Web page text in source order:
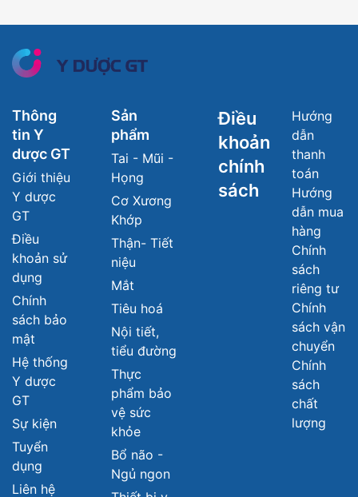
Thông
tin Y
dược GT
Giới thiệu
Y dược
GT
Điều
khoản sử
dụng
Chính
sách bảo
mật
Hệ thống
Y dược
GT
Sự kiện
Tuyển
dụng
Liên hệ
Sản
phẩm
Tai - Mũi -
Họng
Cơ Xương
Khớp
Thận- Tiết
niệu
Mắt
Tiêu hoá
Nội tiết,
tiểu đường
Thực
phẩm bảo
vệ sức
khỏe
Bổ não -
Ngủ ngon
Điều
khoản
chính
sách
Hướng
dẫn
thanh
toán
Hướng
dẫn mua
hàng
Chính
sách
riêng tư
Chính
sách vận
chuyển
Chính
sách
chất
lượng